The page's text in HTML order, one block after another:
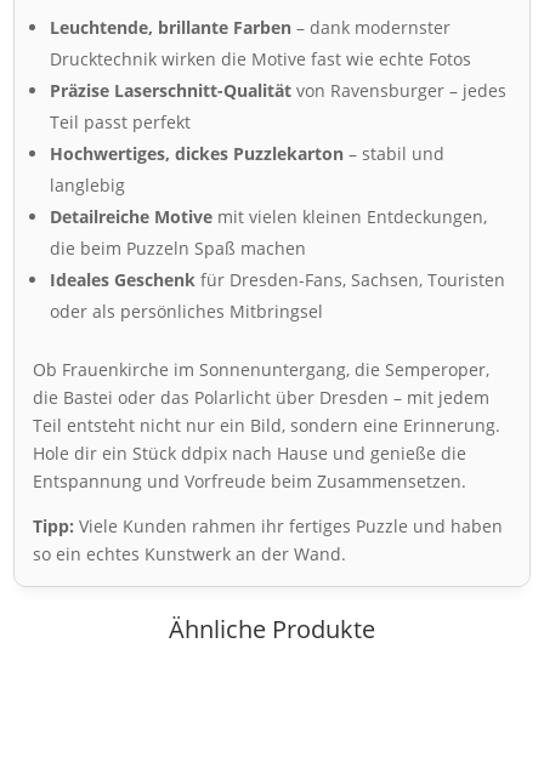
Leuchtende, brillante Farben – dank modernster
Drucktechnik wirken die Motive fast wie echte Fotos
Präzise Laserschnitt-Qualität von Ravensburger – jedes
Teil passt perfekt
Hochwertiges, dickes Puzzlekarton – stabil und
langlebig
Detailreiche Motive mit vielen kleinen Entdeckungen,
die beim Puzzeln Spaß machen
Ideales Geschenk für Dresden-Fans, Sachsen, Touristen
oder als persönliches Mitbringsel
Ob Frauenkirche im Sonnenuntergang, die Semperoper,
die Bastei oder das Polarlicht über Dresden – mit jedem
Teil entsteht nicht nur ein Bild, sondern eine Erinnerung.
Hole dir ein Stück ddpix nach Hause und genieße die
Entspannung und Vorfreude beim Zusammensetzen.
Tipp: Viele Kunden rahmen ihr fertiges Puzzle und haben
so ein echtes Kunstwerk an der Wand.
Ähnliche Produkte